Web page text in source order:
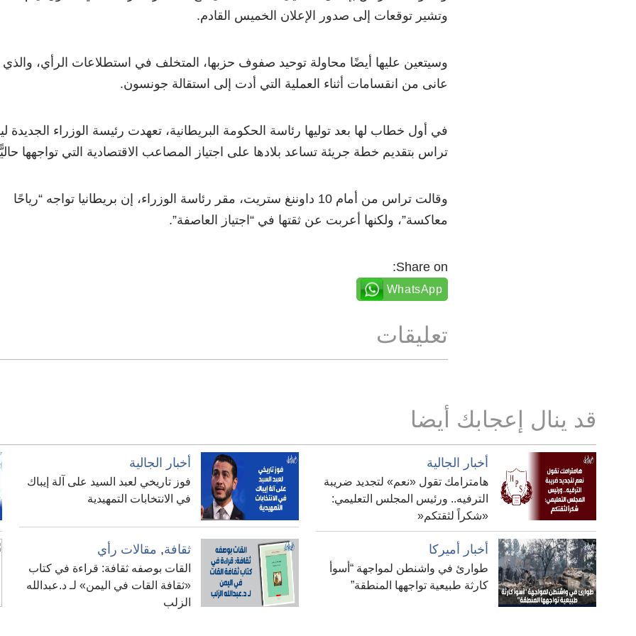
وتشير توقعات إلى صدور الإعلان الخميس القادم.
وسيتعين عليها أيضًا محاولة توحيد صفوف حزبها، المتخلف في استطلاعات الرأي، والذي
عانى من انقسامات أثناء العملية التي أدت إلى استقالة جونسون.
في أول خطاب لها بعد توليها رئاسة الحكومة البريطانية، تعهدت رئيسة الوزراء الجديدة
تراس بتقديم خطة جريئة تساعد بلادها على اجتياز المصاعب الاقتصادية التي تواجهها
وقالت تراس من أمام 10 داوننغ ستريت، مقر رئاسة الوزراء، إن بريطانيا تواجه “رياحًا
معاكسة”، ولكنها أعربت عن ثقتها في “اجتياز العاصفة”.
Share on:
WhatsApp
تعليقات
قد ينال إعجابك أيضا
أخبار الجالية
هامترامك تقول «نعم» لتجديد ضريبة
الترفيه.. ورئيس المجلس التعليمي:
«شكراً لثقتكم«
أخبار الجالية
فوز تاريخي لعبد السيد على آلة إيباك
في الانتخابات التمهيدية
أخبار أميركا
طوارئ في واشنطن لمواجهة “أسوأ
كارثة طبيعية تواجهها المنطقة”
ثقافة, مقالات رأي
القات بوصفه ثقافة: قراءة في كتاب
«ثقافة القات في اليمن» لـ د.عبدالله
الزلب